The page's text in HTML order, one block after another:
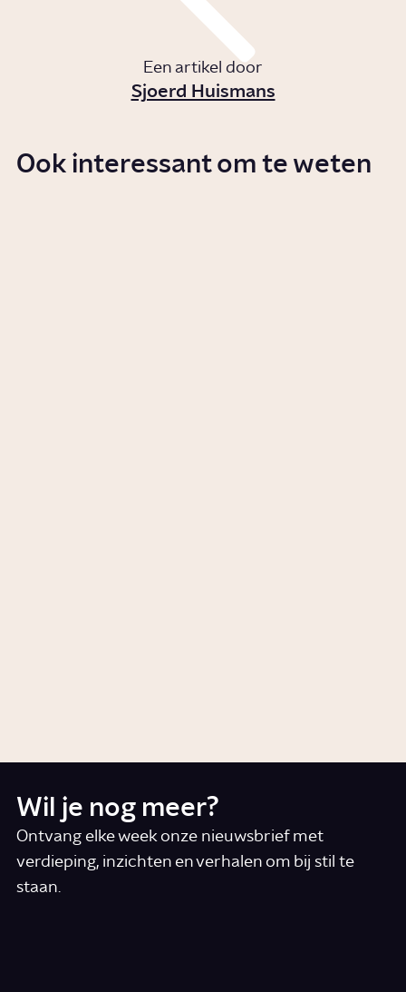
Een artikel door
Sjoerd Huismans
Ook interessant om te weten
Wil je nog meer?
Ontvang elke week onze nieuwsbrief met
verdieping, inzichten en verhalen om bij stil te
staan.